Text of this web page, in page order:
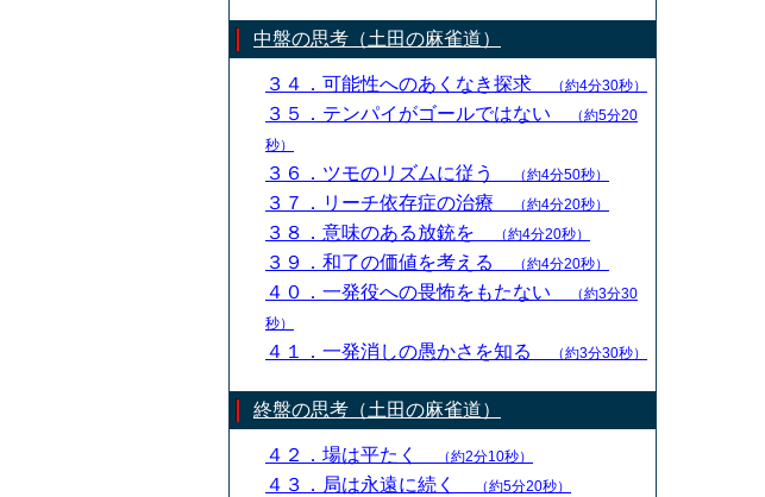
中盤の思考（土田の麻雀道）
３４．可能性へのあくなき探求 （約4分30秒）
３５．テンパイがゴールではない
（約5分20
秒）
３６．ツモのリズムに従う （約4分50秒）
３７．リーチ依存症の治療 （約4分20秒）
３８．意味のある放銃を （約4分20秒）
３９．和了の価値を考える （約4分20秒）
４０．一発役への畏怖をもたない
（約3分30
秒）
４１．一発消しの愚かさを知る （約3分30秒）
終盤の思考（土田の麻雀道）
４２．場は平たく （約2分10秒）
４３．局は永遠に続く （約5分20秒）